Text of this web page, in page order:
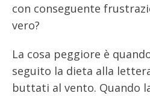
con conseguente
vero?
La cosa peggiore è
seguito la dieta alla
buttati al vento. Quando